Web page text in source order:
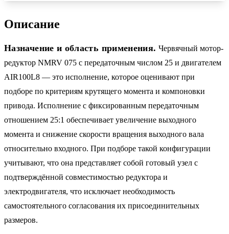
Описание
Назначение и область применения. Червячный мотор-
редуктор NMRV 075 с передаточным числом 25 и двигателем
AIR100L8 — это исполнение, которое оценивают при
подборе по критериям крутящего момента и компоновки
привода. Исполнение с фиксированным передаточным
отношением 25:1 обеспечивает увеличение выходного
момента и снижение скорости вращения выходного вала
относительно входного. При подборе такой конфигурации
учитывают, что она представляет собой готовый узел с
подтверждённой совместимостью редуктора и
электродвигателя, что исключает необходимость
самостоятельного согласования их присоединительных
размеров.